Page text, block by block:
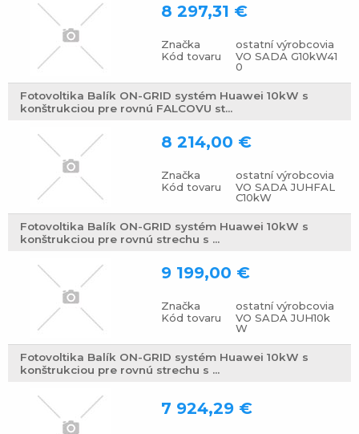
Značka
ostatní výrobcovia
Kód tovaru
VO SADA G10kW41
0
8 297,31 €
Fotovoltika Balík ON-GRID systém Huawei 10kW s
konštrukciou pre rovnú FALCOVU st...
Značka
ostatní výrobcovia
Kód tovaru
VO SADA JUHFAL
C10kW
8 214,00 €
Fotovoltika Balík ON-GRID systém Huawei 10kW s
konštrukciou pre rovnú strechu s ...
Značka
ostatní výrobcovia
Kód tovaru
VO SADA JUH10k
W
9 199,00 €
Fotovoltika Balík ON-GRID systém Huawei 10kW s
konštrukciou pre rovnú strechu s ...
7 924,29 €